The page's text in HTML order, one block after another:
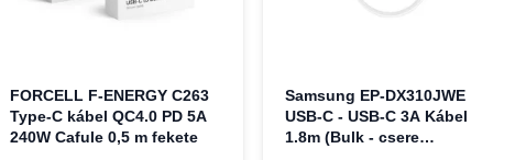
FORCELL F-ENERGY C263
Type-C kábel QC4.0 PD 5A
240W Cafule 0,5 m fekete
Samsung EP-DX310JWE
USB-C - USB-C 3A Kábel
1.8m (Bulk - csere